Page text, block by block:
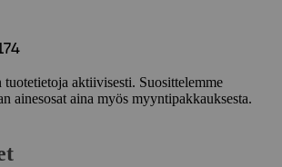
aktiivisesti. Suosittelemme
ainesosat aina myös myyntipakkauksesta.